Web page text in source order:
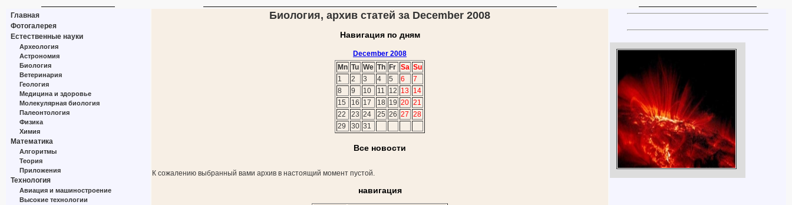
Главная
Фотогалерея
Естественные науки
Археология
Астрономия
Биология
Ветеринария
Геология
Медицина и здоровье
Молекулярная биология
Палеонтология
Физика
Химия
Математика
Алгоритмы
Теория
Приложения
Технология
Авиация и машиностроение
Высокие технологии
Биология, архив статей за December 2008
Навигация по дням
December 2008
Mn Tu We Th Fr Sa Su
1
2 3 4 5 6
7
8
9 10 11 12 13
14
15
16 17 18 19 20 21
22
23 24 25 26 27 28
29
30 31
Все новости
К сожалению выбранный вами архив в настоящий момент пустой.
навигация